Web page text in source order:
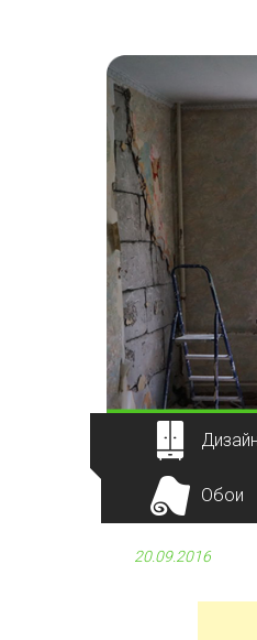
Обои
20.09.2016